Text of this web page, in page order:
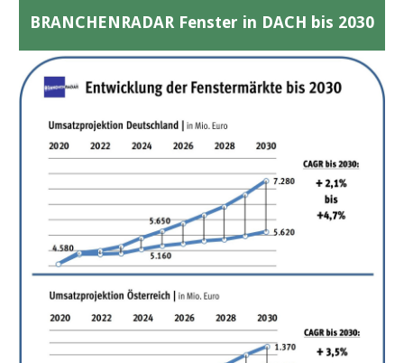
BRANCHENRADAR Fenster in DACH bis 2030